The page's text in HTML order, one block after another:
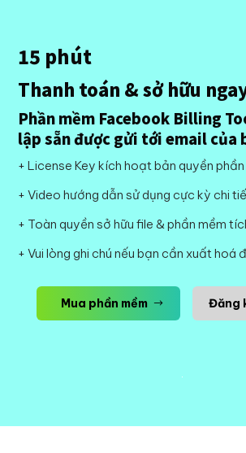
15 phút
Thanh toán & sở hữu
Phần mềm Facebook Billing
lập sẵn được gửi tới email của
+ License Key kích hoạt bản quyền
+ Video hướng dẫn sử dụng cực kỳ chi
+ Toàn quyền sở hữu file & phần mềm
+ Vui lòng ghi chú nếu bạn cần xuất hoá
Mua phần mềm Đăng